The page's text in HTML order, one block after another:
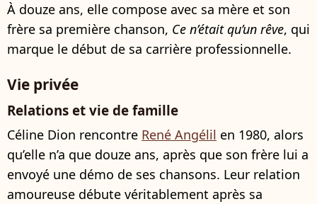
À douze ans, elle compose avec sa mère et son
frère sa première chanson, Ce n’était qu’un rêve, qui
marque le début de sa carrière professionnelle.
Vie privée
Relations et vie de famille
Céline Dion rencontre René Angélil en 1980, alors
qu’elle n’a que douze ans, après que son frère lui a
envoyé une démo de ses chansons. Leur relation
amoureuse débute véritablement après sa